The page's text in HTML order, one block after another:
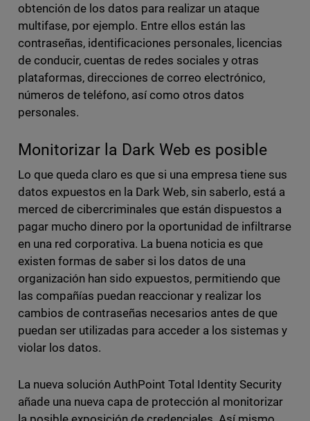
obtención de los datos para realizar un ataque
multifase, por ejemplo. Entre ellos están las
contraseñas, identificaciones personales, licencias
de conducir, cuentas de redes sociales y otras
plataformas, direcciones de correo electrónico,
números de teléfono, así como otros datos
personales.
Monitorizar la Dark Web es posible
Lo que queda claro es que si una empresa tiene sus
datos expuestos en la Dark Web, sin saberlo, está a
merced de cibercriminales que están dispuestos a
pagar mucho dinero por la oportunidad de infiltrarse
en una red corporativa. La buena noticia es que
existen formas de saber si los datos de una
organización han sido expuestos, permitiendo que
las compañías puedan reaccionar y realizar los
cambios de contraseñas necesarios antes de que
puedan ser utilizadas para acceder a los sistemas y
violar los datos.
La nueva solución AuthPoint Total Identity Security
añade una nueva capa de protección al monitorizar